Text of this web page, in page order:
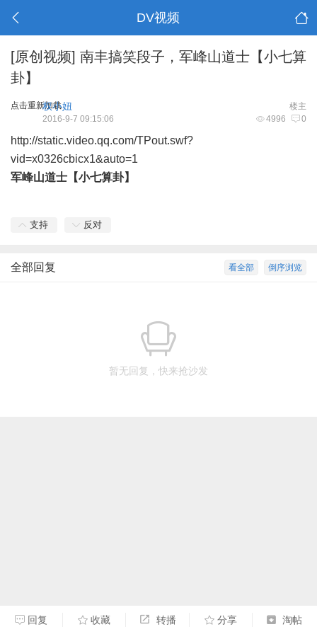
DV视频
[原创视频] 南丰搞笑段子，军峰山道士【小七算
卦】
点击重新加载 楼主
权小妞
4996 0
2016-9-7 09:15:06
http://static.video.qq.com/TPout.swf?
vid=x0326cbicx1&auto=1
军峰山道士【小七算卦】
支持 反对
倒序浏览
看全部
全部回复
暂无回复，快来抢沙发
回复 收藏 转播 分享 淘帖